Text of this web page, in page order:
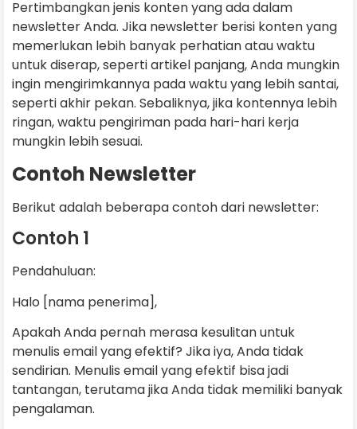
Pertimbangkan jenis konten yang ada dalam
newsletter Anda. Jika newsletter berisi konten yang
memerlukan lebih banyak perhatian atau waktu
untuk diserap, seperti artikel panjang, Anda mungkin
ingin mengirimkannya pada waktu yang lebih santai,
seperti akhir pekan. Sebaliknya, jika kontennya lebih
ringan, waktu pengiriman pada hari-hari kerja
mungkin lebih sesuai.
Contoh Newsletter
Berikut adalah beberapa contoh dari newsletter:
Contoh 1
Pendahuluan:
Halo [nama penerima],
Apakah Anda pernah merasa kesulitan untuk
menulis email yang efektif? Jika iya, Anda tidak
sendirian. Menulis email yang efektif bisa jadi
tantangan, terutama jika Anda tidak memiliki banyak
pengalaman.